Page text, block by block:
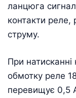
ланцюга
контакти реле,
струму.
При натисканні
обмотку реле
перевищує 0,5